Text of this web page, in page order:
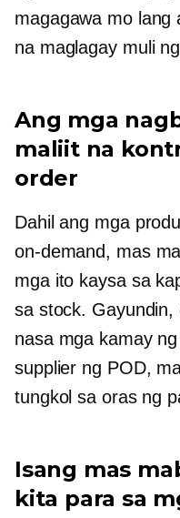
magagawa mo lang
na maglagay muli
Ang mga
maliit na
order
Dahil ang mga
on-demand, mas
mga ito kaysa sa
sa stock. Gayundin,
nasa mga kamay
supplier ng POD,
tungkol sa oras ng
Isang mas
kita para sa